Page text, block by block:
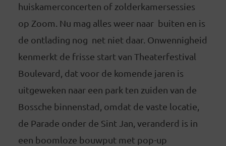
huiskamerconcerten of zolderkamersessies
op Zoom. Nu mag alles weer naar buiten en is
de ontlading nog net niet daar. Onwennigheid
kenmerkt de frisse start van Theaterfestival
Boulevard, dat voor de komende jaren is
uitgeweken naar een park ten zuiden van de
Bossche binnenstad, omdat de vaste locatie,
de Parade onder de Sint Jan, veranderd is in
een boomloze bouwput met pop-up